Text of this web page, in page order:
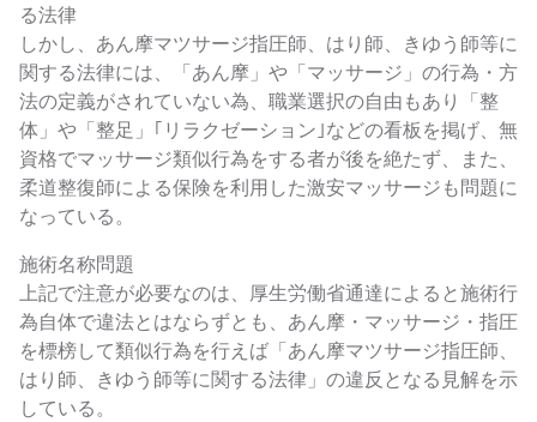
る法律
しかし、あん摩マツサージ指圧師、はり師、きゆう師等に
関する法律には、「あん摩」や「マッサージ」の行為・方
法の定義がされていない為、職業選択の自由もあり「整
体」や「整足」｢リラクゼーション｣などの看板を掲げ、無
資格でマッサージ類似行為をする者が後を絶たず、また、
柔道整復師による保険を利用した激安マッサージも問題に
なっている。
施術名称問題
上記で注意が必要なのは、厚生労働省通達によると施術行
為自体で違法とはならずとも、あん摩・マッサージ・指圧
を標榜して類似行為を行えば「あん摩マツサージ指圧師、
はり師、きゆう師等に関する法律」の違反となる見解を示
している。